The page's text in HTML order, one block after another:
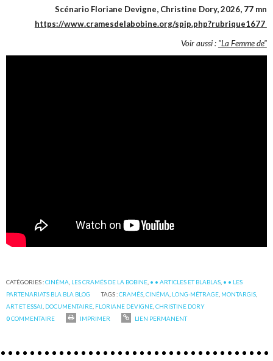
Scénario Floriane Devigne, Christine Dory, 2026, 77 mn
https://www.cramesdelabobine.org/spip.php?rubrique1677
Voir aussi : "La Femme de"
CATÉGORIES :CINÉMA LES CRAMÉS DE LA BOBINE • • ARTICLES ET BLABLAS • • LES
PARTENARIATS BLA BLA BLOG
TAGS :CRAMÉS ,CINÉMA LONG-MÉTRAGE MONTARGIS
ART ET ESSAI DOCUMENTAIRE FLORIANE DEVIGNE ,CHRISTINE DORY
0COMMENTAIRE IMPRIMER LIEN PERMANENT